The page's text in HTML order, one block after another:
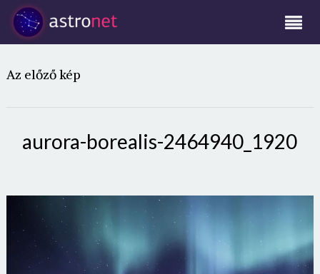
Az előző kép
aurora-borealis-2464940_1920